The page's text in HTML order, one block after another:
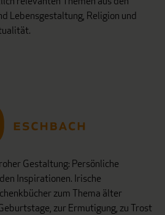
Lebensgestaltung, Religion und
Gestaltung: Persönliche
Inspirationen. Irische
zum Thema älter
zur Ermutigung, zu Trost